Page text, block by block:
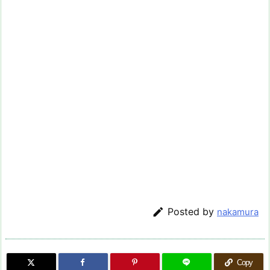
 Posted by nakamura
Copy